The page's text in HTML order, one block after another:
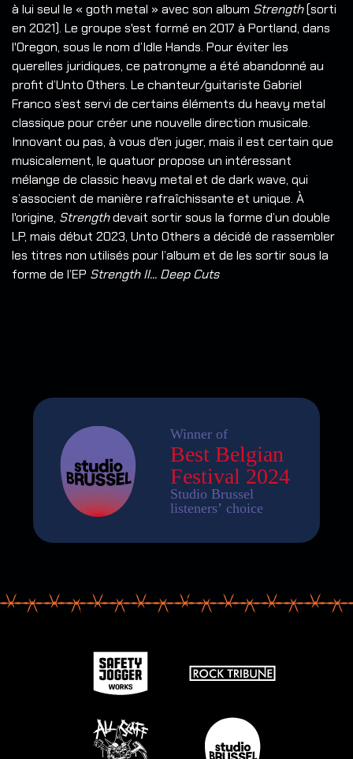
à lui seul le « goth metal » avec son album Strength(sorti
en 2021). Le groupe s'est formé en 2017 à Portland, dans
l'Oregon, sous le nom d’Idle Hands. Pour éviter les
querelles juridiques, ce patronyme a été abandonné au
profit d’Unto Others. Le chanteur/guitariste Gabriel
Franco s’est servi de certains éléments du heavy metal
classique pour créer une nouvelle direction musicale.
Innovant ou pas, à vous d'en juger, mais il est certain que
musicalement, le quatuor propose un intéressant
mélange de classic heavy metal et de dark wave, qui
s’associent de manière rafraîchissante et unique. À
l'origine, Strengthdevait sortir sous la forme d’un double
LP, mais début 2023, Unto Others a décidé de rassembler
les titres non utilisés pour l’album et de les sortir sous la
forme de l’EP Strength II... Deep Cuts